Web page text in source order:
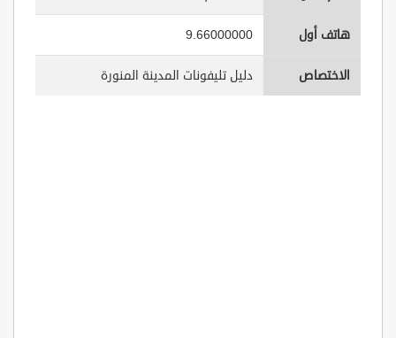
هاتف أول 9.66000000
الاختصاص دليل تليفونات المدينة المنورة